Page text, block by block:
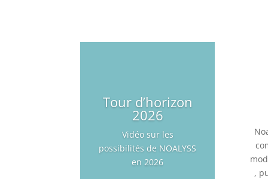
Tour d’horizon
2026
Vidéo sur les
possibilités de NOALYSS
en 2026
,